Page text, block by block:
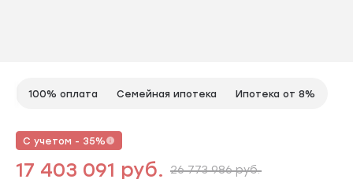
100% оплата Семейная ипотека Ипотека от 8%
С учетом - 35%
17 403 091 руб. 26 773 986 руб.